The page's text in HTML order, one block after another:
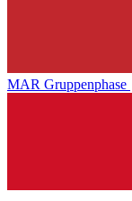
MAR Gruppenphase